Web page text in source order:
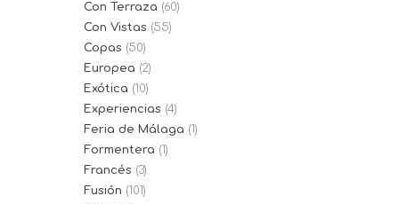
Con Terraza (60)
Con Vistas (55)
Copas (50)
Europea (2)
Exótica (10)
Experiencias (4)
Feria de Málaga (1)
Formentera (1)
Francés (3)
Fusión (101)